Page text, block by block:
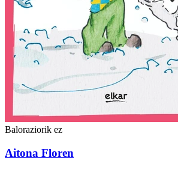
Baloraziorik ez
Aitona Floren